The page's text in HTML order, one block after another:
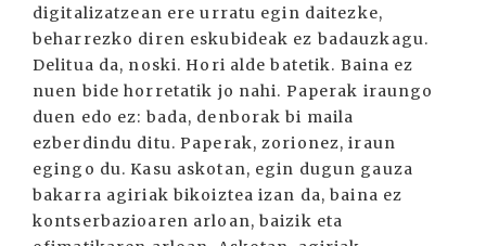
digitalizatzean ere urratu egin daitezke,
beharrezko diren eskubideak ez badauzkagu.
Delitua da, noski. Hori alde batetik. Baina ez
nuen bide horretatik jo nahi. Paperak iraungo
duen edo ez: bada, denborak bi maila
ezberdindu ditu. Paperak, zorionez, iraun
egingo du. Kasu askotan, egin dugun gauza
bakarra agiriak bikoiztea izan da, baina ez
kontserbazioaren arloan, baizik eta